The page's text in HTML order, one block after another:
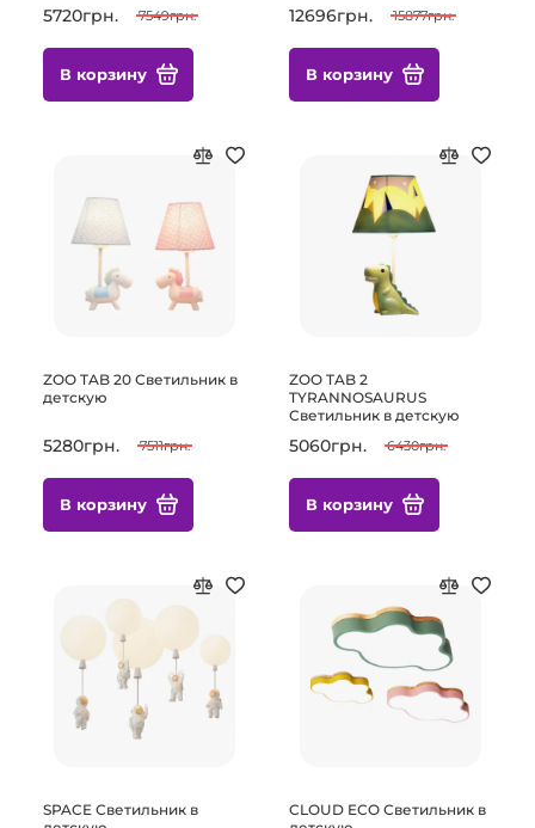
5720грн. 7549грн.
В корзину
12696грн. 15877грн.
В корзину
ZOO TAB 20 Светильник в
детскую
5280грн. 7511грн.
В корзину
ZOO TAB 2
TYRANNOSAURUS
Светильник в детскую
5060грн. 6430грн.
В корзину
SPACE Светильник в
CLOUD ECO Светильник в